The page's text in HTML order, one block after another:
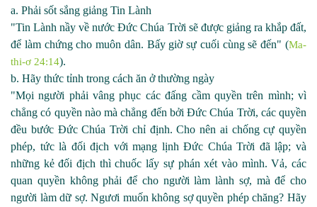
a. Phải sốt sắng giảng Tin Lành
"Tin Lành nầy về nước Đức Chúa Trời sẽ được giảng ra khắp đất,
để làm chứng cho muôn dân. Bấy giờ sự cuối cùng sẽ đến" (Ma-
thi-ơ 24:14).
b. Hãy thức tỉnh trong cách ăn ở thường ngày
"Mọi người phải vâng phục các đấng cầm quyền trên mình; vì
chẳng có quyền nào mà chẳng đến bởi Đức Chúa Trời, các quyền
đều bước Đức Chúa Trời chỉ định. Cho nên ai chống cự quyền
phép, tức là đối địch với mạng lịnh Đức Chúa Trời đã lập; và
những kẻ đối địch thì chuốc lấy sự phán xét vào mình. Vả, các
quan quyền không phải để cho người làm lành sợ, mà để cho
người làm dữ sợ. Ngươi muốn không sợ quyền phép chăng? Hãy